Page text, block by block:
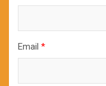
Email *